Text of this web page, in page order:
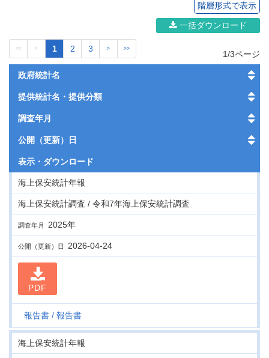
階層形式で表示
一括ダウンロード
<< < 1 2 3 > >>
1/3ページ
政府統計名
提供統計名・提供分類
調査年月
公開（更新）日
表示・ ダウンロード
海上保安統計年報
海上保安統計調査 / 令和7年海上保安統計調査
調査年月 2025年
公開（更新）日 2026-04-24
PDF
報告書 報告書
海上保安統計年報